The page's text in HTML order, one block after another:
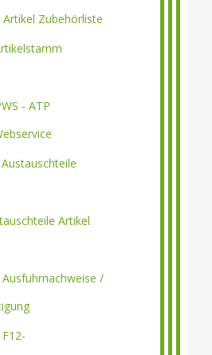
Artikel Zubehörliste
- ATP
Artikel
Ausfuhrnachweise /